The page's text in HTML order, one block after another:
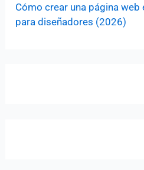
Cómo crear una página
para diseñadores (2026)